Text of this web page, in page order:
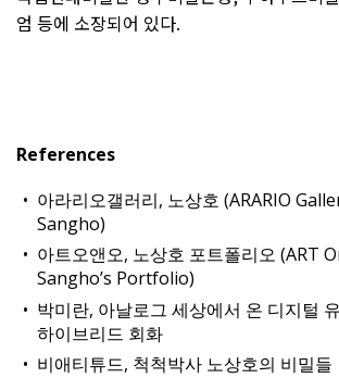
엄 등에 소장되어 있다.
References
아라리오갤러리, 노상호 (ARARIO
Sangho)
아트오앤오, 노상호 포트폴리오 (ART
Sangho’s Portfolio)
박미란, 아날로그 세상에서 온 디지털
하이브리드 회화
비애티튜드, 척척박사 노상호의 비밀들